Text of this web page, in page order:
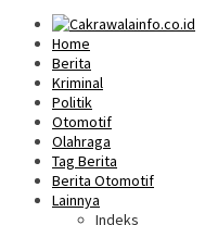
Home
Berita
Kriminal
Politik
Otomotif
Olahraga
Tag Berita
Berita Otomotif
Lainnya
Indeks